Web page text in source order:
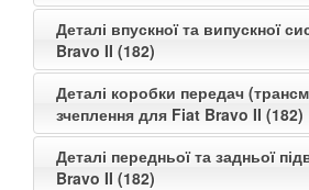
Деталі впускної та випускної
Bravo II (182)
Деталі коробки передач
зчеплення для Fiat Bravo II (182)
Деталі передньої та задньої
Bravo II (182)